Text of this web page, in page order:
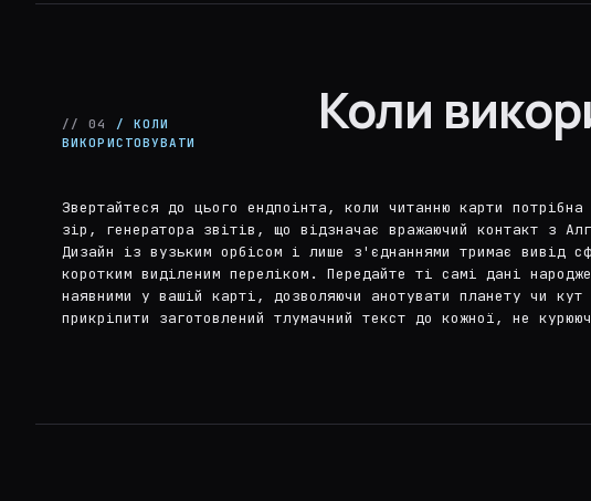
// 04
/ КОЛИ
ВИКОРИСТОВУВАТИ
Коли
Звертайтеся до цього ендпоінта, коли читанню карти
зір, генератора звітів, що відзначає вражаючий контакт з
Дизайн із вузьким орбісом і лише з'єднаннями тримає вивід
коротким виділеним переліком. Передайте ті самі дані
наявними у вашій карті, дозволяючи анотувати планету чи
прикріпити заготовлений тлумачний текст до кожної, не